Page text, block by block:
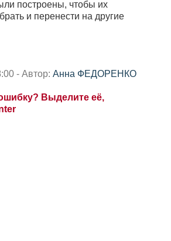
построены, чтобы их
и перенести на другие
- Автор: Анна ФЕДОРЕНКО
Выделите её,